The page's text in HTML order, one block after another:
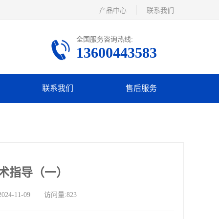
联系我们
产品中心
全国服务咨询热线:
13600443583
联系我们 售后服务
指导（一）
11-09 访问量:823